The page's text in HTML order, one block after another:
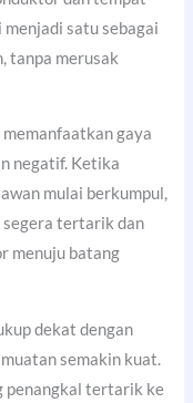
satu sebagai
tanpa merusak
gaya
negatif. Ketika
mulai berkumpul,
tertarik dan
menuju batang
dekat dengan
semakin kuat.
penangkal tertarik ke